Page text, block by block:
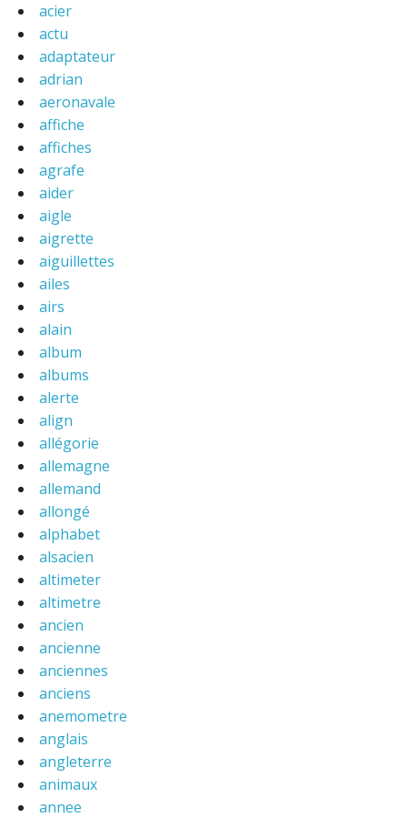
acier
actu
adaptateur
adrian
aeronavale
affiche
affiches
agrafe
aider
aigle
aigrette
aiguillettes
ailes
airs
alain
album
albums
alerte
align
allégorie
allemagne
allemand
allongé
alphabet
alsacien
altimeter
altimetre
ancien
ancienne
anciennes
anciens
anemometre
anglais
angleterre
animaux
annee